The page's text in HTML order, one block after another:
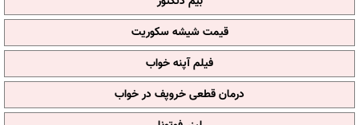
قیمت شیشه سکوریت
فیلم آپنه خواب
درمان قطعی خروپف در خواب